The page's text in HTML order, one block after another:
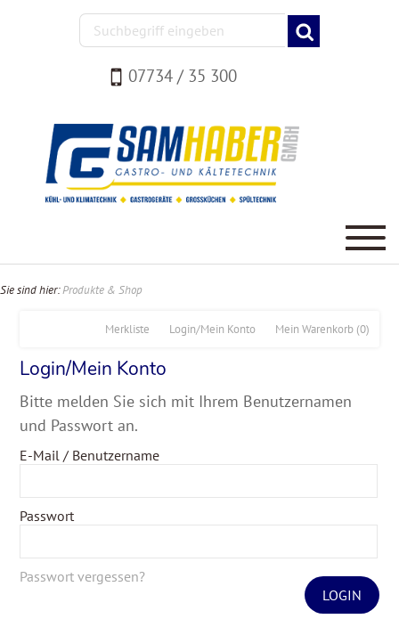
07734 / 35 300
Sie sind hier:Produkte & Shop
Mein Warenkorb (0)
Login/Mein Konto
Merkliste
Login/Mein Konto
Bitte melden Sie sich mit Ihrem Benutzernamen
und Passwort an.
E-Mail / Benutzername
Passwort
LOGIN
Passwort vergessen?